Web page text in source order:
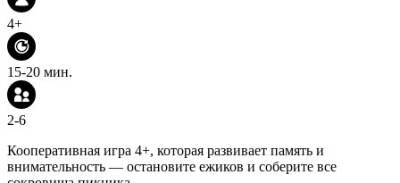
4+
15-20 мин.
2-6
Кооперативная игра 4+, которая развивает память и
внимательность — остановите ежиков и соберите все